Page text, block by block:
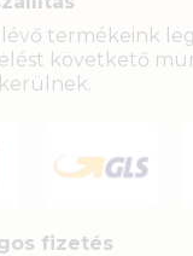
termékeink
követkető
fizetés